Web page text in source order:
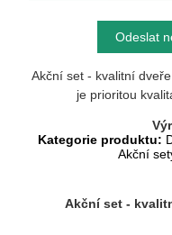
Odeslat
Akční set - kvalitní
je prioritou
Kategorie produktu:
Akční
Akční set -